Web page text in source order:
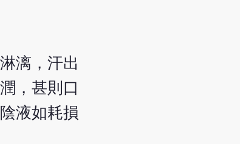
漓，汗出
，甚則口
液如耗損